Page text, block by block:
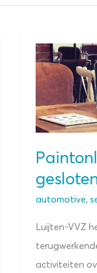
automotive,
Luijten-VVZ
activiteiten